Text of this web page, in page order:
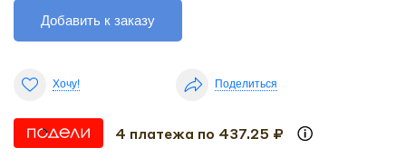
Добавить к заказу
Хочу! Поделиться
4 платежа по 437.25 ₽